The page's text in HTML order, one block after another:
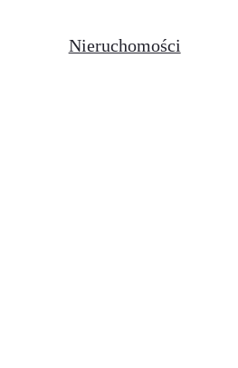
Nieruchomości